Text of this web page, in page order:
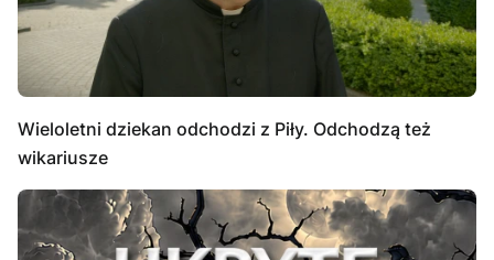
Wieloletni dziekan odchodzi z Piły. Odchodzą też
wikariusze